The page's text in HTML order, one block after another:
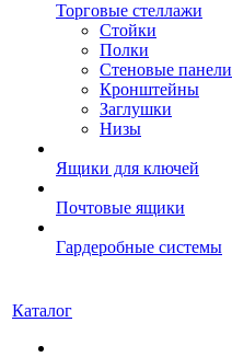
Торговые стеллажи
Стойки
Полки
Стеновые панели
Кронштейны
Заглушки
Низы
Ящики для ключей
Почтовые ящики
Гардеробные системы
Каталог